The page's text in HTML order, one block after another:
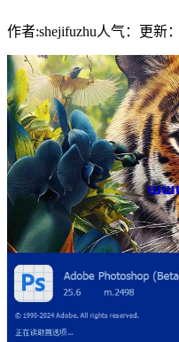
作者:shejifuzhu人气： 更新